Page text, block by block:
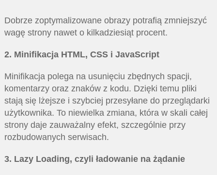
Dobrze zoptymalizowane obrazy potrafią zmniejszyć
wagę strony nawet o kilkadziesiąt procent.
2. Minifikacja HTML, CSS i JavaScript
Minifikacja polega na usunięciu zbędnych spacji,
komentarzy oraz znaków z kodu. Dzięki temu pliki
stają się lżejsze i szybciej przesyłane do przeglądarki
użytkownika. To niewielka zmiana, która w skali całej
strony daje zauważalny efekt, szczególnie przy
rozbudowanych serwisach.
3. Lazy Loading, czyli ładowanie na żądanie